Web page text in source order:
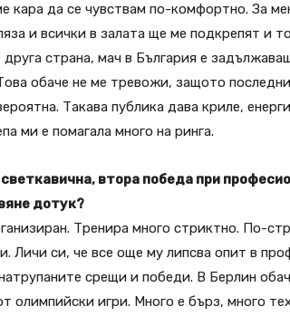
кара да се чувствам по-комфортно. За
и всички в залата ще ме подкрепят и
друга страна, мач в България е
обаче не ме тревожи, защото
Такава публика дава криле,
ми е помагала много на ринга.
светкавична, втора победа при
дотук?
Тренира много стриктно. По-
Личи си, че все още му липсва опит в
срещи и победи. В Берлин
олимпийски игри. Много е бърз, много